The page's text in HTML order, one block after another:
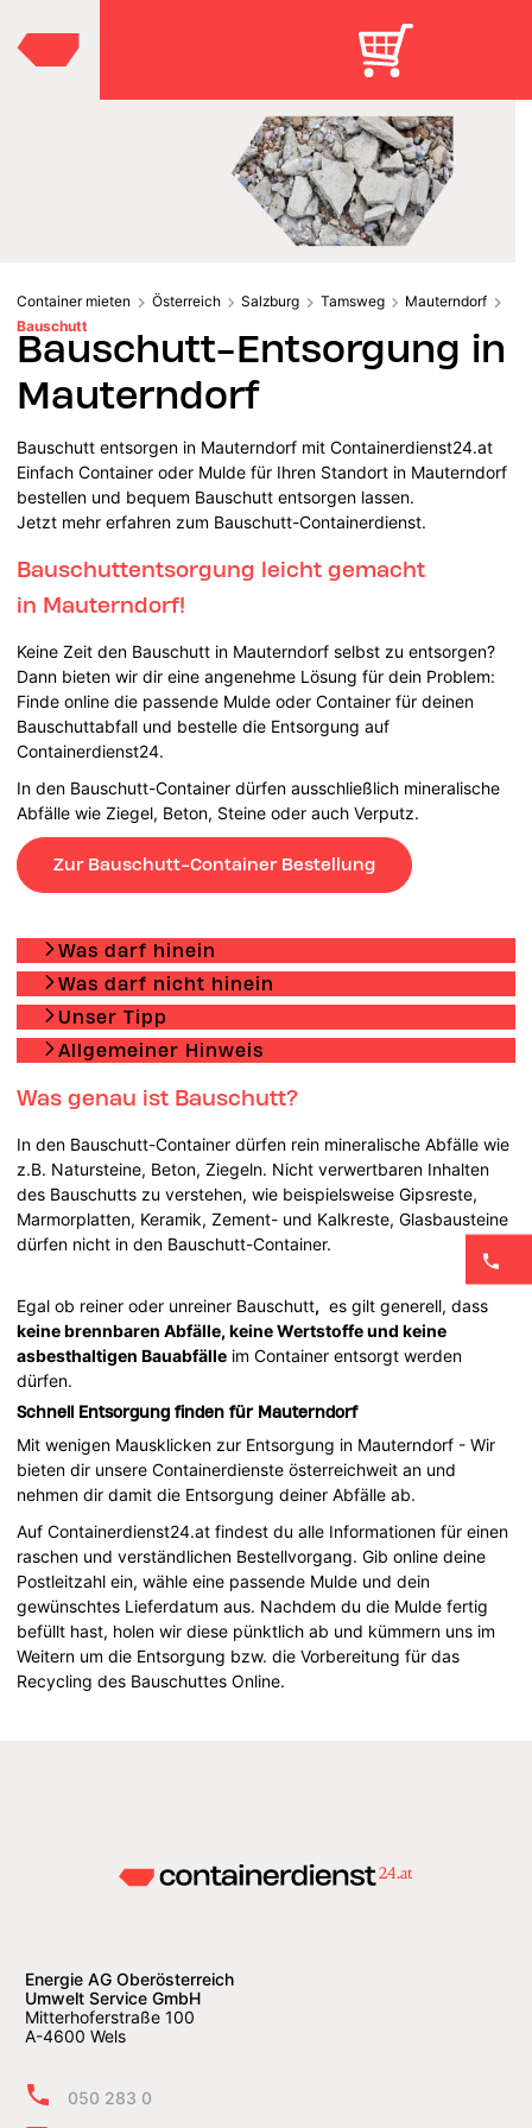
Container mieten Österreich Salzburg Tamsweg
Mauterndorf
Bauschutt
Bauschutt-Entsorgung in
Mauterndorf
Bauschutt entsorgen in Mauterndorf mit Containerdienst24.at
Einfach Container oder Mulde für Ihren Standort in Mauterndorf
bestellen und bequem Bauschutt entsorgen lassen.
Jetzt mehr erfahren zum Bauschutt-Containerdienst.
Bauschuttentsorgung leicht gemacht
in Mauterndorf!
Keine Zeit den Bauschutt in Mauterndorf selbst zu entsorgen?
Dann bieten wir dir eine angenehme Lösung für dein Problem:
Finde online die passende Mulde oder Container für deinen
Bauschuttabfall und bestelle die Entsorgung auf
Containerdienst24.
In den Bauschutt-Container dürfen ausschließlich mineralische
Abfälle wie Ziegel, Beton, Steine oder auch Verputz.
Zur Bauschutt-Container Bestellung
Was darf hinein
Was darf nicht hinein
Unser Tipp
Allgemeiner Hinweis
Was genau ist Bauschutt?
In den Bauschutt-Container dürfen rein mineralische Abfälle wie
z.B. Natursteine, Beton, Ziegeln. Nicht verwertbaren Inhalten
des Bauschutts zu verstehen, wie beispielsweise Gipsreste,
Marmorplatten, Keramik, Zement- und Kalkreste, Glasbausteine
dürfen nicht in den Bauschutt-Container.
Egal ob reiner oder unreiner Bauschutt, es gilt generell, dass
keine brennbaren Abfälle, keine Wertstoffe und keine
asbesthaltigen Bauabfälle im Container entsorgt werden
dürfen.
Schnell Entsorgung finden für Mauterndorf
Mit wenigen Mausklicken zur Entsorgung in Mauterndorf - Wir
bieten dir unsere Containerdienste österreichweit an und
nehmen dir damit die Entsorgung deiner Abfälle ab.
Auf Containerdienst24.at findest du alle Informationen für einen
raschen und verständlichen Bestellvorgang. Gib online deine
Postleitzahl ein, wähle eine passende Mulde und dein
gewünschtes Lieferdatum aus. Nachdem du die Mulde fertig
befüllt hast, holen wir diese pünktlich ab und kümmern uns im
Weitern um die Entsorgung bzw. die Vorbereitung für das
Recycling des Bauschuttes Online.
Energie AG Oberösterreich
Umwelt Service GmbH
Mitterhoferstraße 100
A-4600 Wels
050 283 0